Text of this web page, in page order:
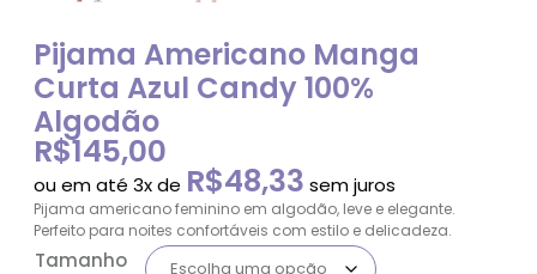
Pijama Americano Manga
Curta Azul Candy 100%
Algodão
R$145,00
ou em até 3x de R$48,33 sem juros
Pijama americano feminino em algodão, leve e elegante.
Perfeito para noites confortáveis com estilo e delicadeza.
Tamanho